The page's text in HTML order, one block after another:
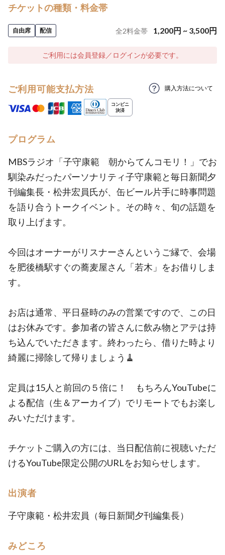
チケットの種類・料金帯
自由席 配信 全2料金帯 1,200円 ~ 3,500円
ご利用には会員登録／ログインが必要です。
ご利用可能支払方法 購入方法について
プログラム
MBSラジオ「子守康範 朝からてんコモリ！」でお
馴染みだったパーソナリティ子守康範と毎日新聞夕
刊編集長・松井宏員氏が、缶ビール片手に時事問題
を語り合うトークイベント。その時々、旬の話題を
取り上げます。
今回はオーナーがリスナーさんというご縁で、会場
を肥後橋駅すぐの蕎麦屋さん「若木」をお借りしま
す。
お店は通常、平日昼時のみの営業ですので、この日
はお休みです。参加者の皆さんに飲み物とアテは持
ち込んでいただきます。終わったら、借りた時より
綺麗に掃除して帰りましょう🧹
定員は15人と前回の５倍に！ もちろんYouTubeに
よる配信（生＆アーカイブ）でリモートでもお楽し
みいただけます。
チケットご購入の方には、当日配信前に視聴いただ
けるYouTube限定公開のURLをお知らせします。
出演者
子守康範・松井宏員（毎日新聞夕刊編集長）
みどころ